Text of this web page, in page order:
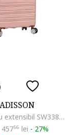
Troler mediu extensibil SW33803, ABS, cifru, 4 roti duble, 67 cm, rose
45756 lei - 27%